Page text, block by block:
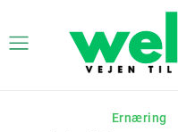
Ernæring